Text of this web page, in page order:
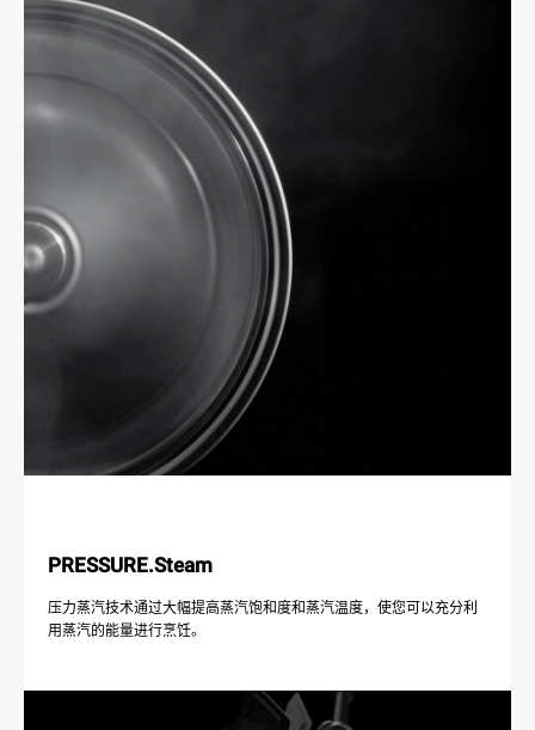
PRESSURE.Steam
压力蒸汽技术通过大幅提高蒸汽饱和度和蒸汽温度，使您可以充分利
用蒸汽的能量进行烹饪。